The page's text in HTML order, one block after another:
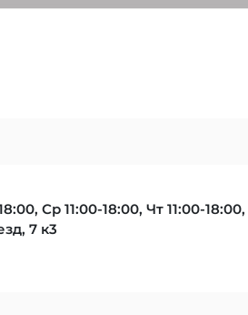
Ср 11:00-18:00, Чт 11:00-
7 к3